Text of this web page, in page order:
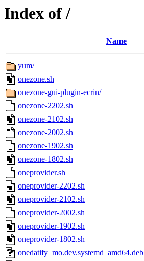
Index of /
Name
yum/
onezone.sh
onezone-gui-plugin-ecrin/
onezone-2202.sh
onezone-2102.sh
onezone-2002.sh
onezone-1902.sh
onezone-1802.sh
oneprovider.sh
oneprovider-2202.sh
oneprovider-2102.sh
oneprovider-2002.sh
oneprovider-1902.sh
oneprovider-1802.sh
onedatify_mo.dev.systemd_amd64.deb